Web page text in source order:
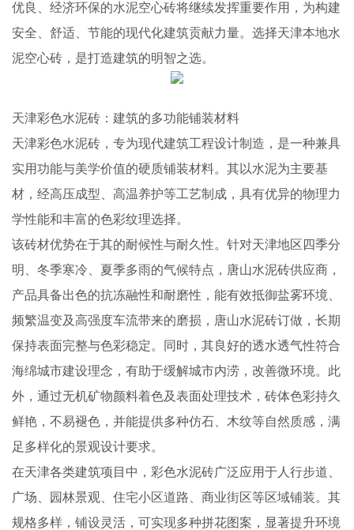
优良、经济环保的水泥空心砖将继续发挥重要作用，为构建
安全、舒适、节能的现代化建筑贡献力量。选择天津本地水
泥空心砖，是打造建筑的明智之选。
天津彩色水泥砖：建筑的多功能铺装材料
天津彩色水泥砖，专为现代建筑工程设计制造，是一种兼具
实用功能与美学价值的硬质铺装材料。其以水泥为主要基
材，经高压成型、高温养护等工艺制成，具有优异的物理力
学性能和丰富的色彩纹理选择。
该砖材优势在于其的耐候性与耐久性。针对天津地区四季分
明、冬季寒冷、夏季多雨的气候特点，唐山水泥砖供应商，
产品具备出色的抗冻融性和耐磨性，能有效抵御盐雾环境、
频繁温变及高强度车流带来的磨损，唐山水泥砖订做，长期
保持表面完整与色彩稳定。同时，其良好的透水透气性符合
海绵城市建设理念，有助于缓解城市内涝，改善微环境。此
外，通过无机矿物颜料着色及表面处理技术，砖体色彩持久
鲜艳，不易褪色，并能提供多种仿石、木纹等自然质感，满
足多样化的景观设计要求。
在天津各类建筑项目中，彩色水泥砖广泛应用于人行步道、
广场、园林景观、住宅小区道路、商业街区等区域铺装。其
规格多样，铺设灵活，可实现多种拼花图案，显著提升环境